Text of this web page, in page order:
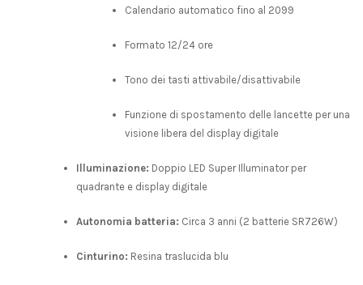
Calendario automatico fino al 2099
Formato 12/24 ore
Tono dei tasti attivabile/disattivabile
Funzione di spostamento delle lancette per una
visione libera del display digitale
Illuminazione: Doppio LED Super Illuminator per
quadrante e display digitale
Autonomia batteria: Circa 3 anni (2 batterie SR726W)
Cinturino: Resina traslucida blu